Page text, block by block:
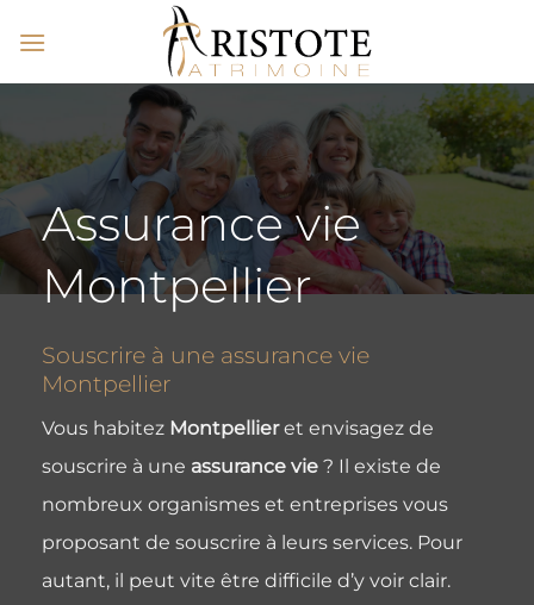
au
Assurance vie
Montpellier
Souscrire à une assurance vie
Montpellier
Vous habitez Montpellieret envisagez de
souscrire à une assurance vie ? Il existe de
nombreux organismes et entreprises vous
proposant de souscrire à leurs services. Pour
autant, il peut vite être difficile d’y voir clair.